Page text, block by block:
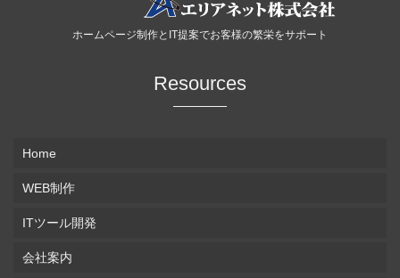
ホームページ制作とIT提案でお客様の繁栄をサポート
Resources
Home
WEB制作
ITツール開発
会社案内